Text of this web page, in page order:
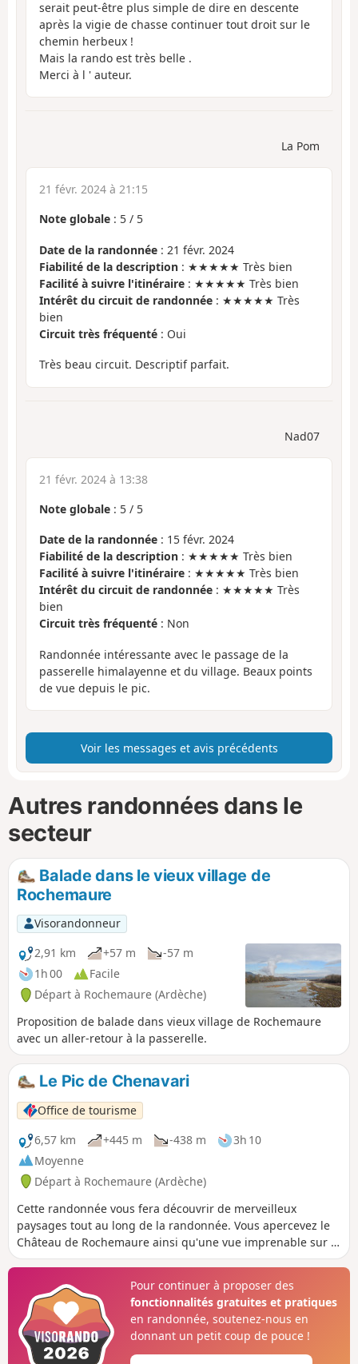
serait peut-être plus simple de dire en descente
après la vigie de chasse continuer tout droit sur le
chemin herbeux !
Mais la rando est très belle .
Merci à l ' auteur.
La Pom
21 févr. 2024 à 21:15
Note globale : 5 / 5
Date de la randonnée : 21 févr. 2024
Fiabilité de la description : ★★★★★ Très bien
Facilité à suivre l'itinéraire : ★★★★★ Très bien
Intérêt du circuit de randonnée : ★★★★★ Très
bien
Circuit très fréquenté : Oui
Très beau circuit. Descriptif parfait.
Nad07
21 févr. 2024 à 13:38
Note globale : 5 / 5
Date de la randonnée : 15 févr. 2024
Fiabilité de la description : ★★★★★ Très bien
Facilité à suivre l'itinéraire : ★★★★★ Très bien
Intérêt du circuit de randonnée : ★★★★★ Très
bien
Circuit très fréquenté : Non
Randonnée intéressante avec le passage de la
passerelle himalayenne et du village. Beaux points
de vue depuis le pic.
Voir les messages et avis précédents
Autres randonnées dans le
secteur
Balade dans le vieux village de
Rochemaure
Visorandonneur
2,91 km
+57 m
-57 m
1h 00
Facile
Départ à Rochemaure (Ardèche)
Proposition de balade dans vieux village de Rochemaure
avec un aller-retour à la passerelle.
Le Pic de Chenavari
Office de tourisme
6,57 km
+445 m -438 m
3h 10
Moyenne
Départ à Rochemaure (Ardèche)
Cette randonnée vous fera découvrir de merveilleux
paysages tout au long de la randonnée. Vous apercevez le
Château de Rochemaure ainsi qu'une vue imprenable sur la
vallée du Rhône.
Pour continuer à proposer des
fonctionnalités gratuites et pratiques
en randonnée, soutenez-nous en
donnant un petit coup de pouce !